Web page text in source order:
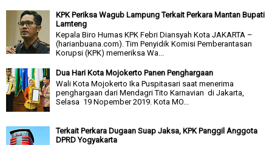
KPK Periksa Wagub Lampung Terkait Perkara Mantan Bupati
Lamteng
Kepala Biro Humas KPK Febri Diansyah Kota JAKARTA –
(harianbuana.com). Tim Penyidik Komisi Pemberantasan
Korupsi (KPK) memeriksa Wa...
Dua Hari Kota Mojokerto Panen Penghargaan
Wali Kota Mojokerto Ika Puspitasari saat menerima
penghargaan dari Mendagri Tito Karnavian di Jakarta,
Selasa 19 Nopember 2019. Kota MO...
Terkait Perkara Dugaan Suap Jaksa, KPK Panggil Anggota
DPRD Yogyakarta